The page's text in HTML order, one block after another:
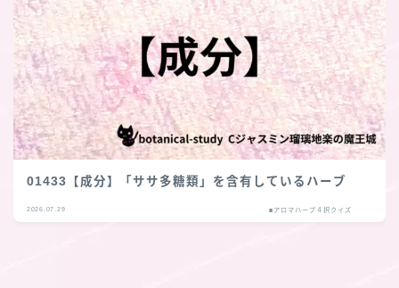
01433【成分】「ササ多糖類」を含有しているハーブ
2026.07.29 ■アロマハーブ４択クイズ